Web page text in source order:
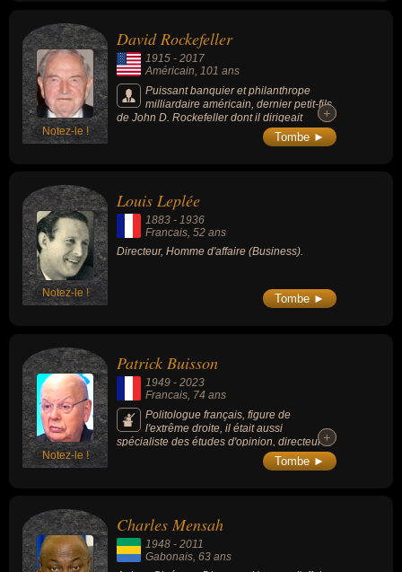
Notez-le !
David Rockefeller
1915 - 2017
Américain , 101 ans
Puissant banquier et philanthrope
milliardaire américain, dernier petit-fils
de John D. Rockefeller dont il dirigeait
l'empire familial fondé par son grand-père à
la fin du XIXe siècle. Il a créé la Chase
représentées à l'étranger. Il fut l'un des
hommes les plus riches du monde et l'ami de
Jimmy Carter & de Bill Clinton.
+
+
Tombe ►
Notez-le !
Louis Leplée
1883 - 1936
Francais, 52 ans
Directeur, Homme d'affaire (Business).
Tombe ►
Notez-le !
Patrick Buisson
1949 - 2023
Francais , 74 ans
Politologue français, figure de
l'extrême droite, il était aussi
spécialiste des études d'opinion, directeur
général de la chaîne Histoire de 2007 à
2018, ainsi que conseiller du président
+
+
Tombe ►
Charles Mensah
1948 - 2011
Gabonais, 63 ans